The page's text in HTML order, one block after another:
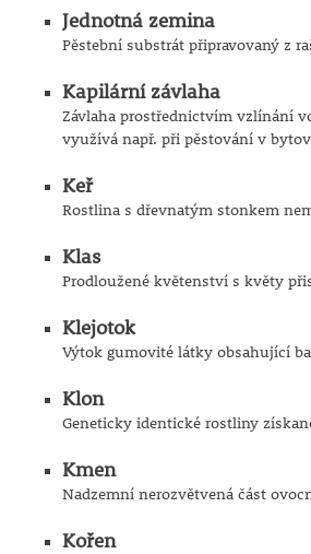
Jednotná zemina
Pěstební substrát připravovaný z
Kapilární závlaha
Závlaha prostřednictvím vzlínání
využívá např. při pěstování v
Keř
Rostlina s dřevnatým stonkem
Klas
Prodloužené květenství s květy
Klejotok
Výtok gumovité látky obsahující
Klon
Geneticky identické rostliny
Kmen
Nadzemní nerozvětvená část
Kořen